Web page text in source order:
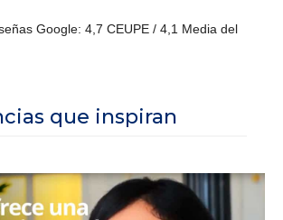
Google: 4,7 CEUPE / 4,1 Media del
que inspiran